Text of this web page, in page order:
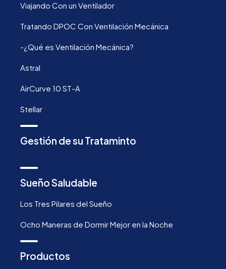
Viajando Con un Ventilador
Tratando DPOC Con Ventilación Mecánica
-¿Qué es Ventilación Mecánica?
Astral
AirCurve 10 ST-A
Stellar
Gestión de su Trataminto
Sueño Saludable
Los Tres Pilares del Sueño
Ocho Maneras de Dormir Mejor en la Noche
Productos